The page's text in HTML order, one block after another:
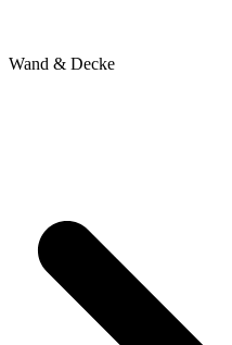
Wand & Decke